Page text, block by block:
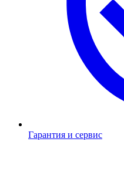
Гарантия и сервис